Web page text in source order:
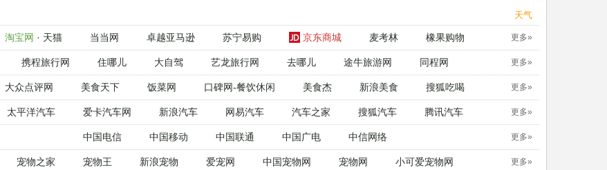
天气
淘宝网 · 天猫 当当网 卓越亚马逊 苏宁易购 京东商城 麦考林 橡果购物 更多»
携程旅行网 住哪儿 大自驾 艺龙旅行网 去哪儿 途牛旅游网 同程网 更多»
大众点评网 美食天下 饭菜网 口碑网-餐饮休闲 美食杰 新浪美食 搜狐吃喝 更多»
太平洋汽车 爱卡汽车网 新浪汽车 网易汽车 汽车之家 搜狐汽车 腾讯汽车 更多»
中国电信 中国移动 中国联通 中国广电 中信网络 更多»
宠物之家 宠物王 新浪宠物 爱宠网 中国宠物网 宠物网 ​小可爱宠物网 更多»